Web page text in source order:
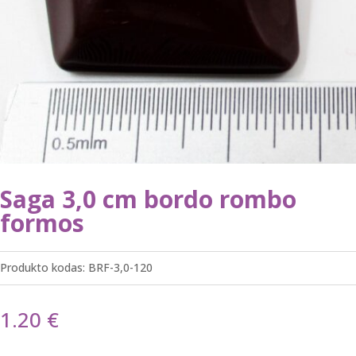
Saga 3,0 cm bordo rombo
formos
Produkto kodas: BRF-3,0-120
1.20 €